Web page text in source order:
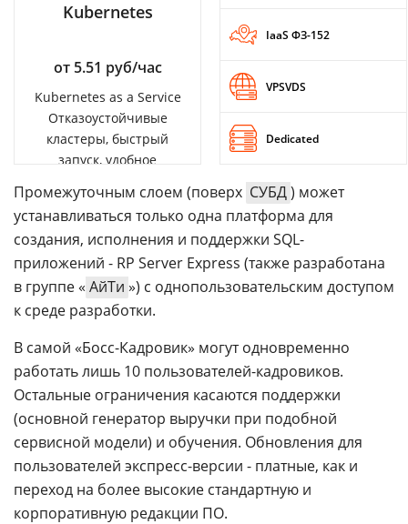
Kubernetes
от 5.51 руб/час
Kubernetes as a Service
Отказоустойчивые
кластеры, быстрый
запуск, удобное
IaaS ФЗ-152
VPSVDS
Dedicated
Промежуточным слоем (поверх СУБД) может
устанавливаться только одна платформа для
создания, исполнения и поддержки SQL-
приложений - RP Server Express (также разработана
в группе « АйТи ») с однопользовательским доступом
к среде разработки.
В самой «Босс-Кадровик» могут одновременно
работать лишь 10 пользователей-кадровиков.
Остальные ограничения касаются поддержки
(основной генератор выручки при подобной
сервисной модели) и обучения. Обновления для
пользователей экспресс-версии - платные, как и
переход на более высокие стандартную и
корпоративную редакции ПО.